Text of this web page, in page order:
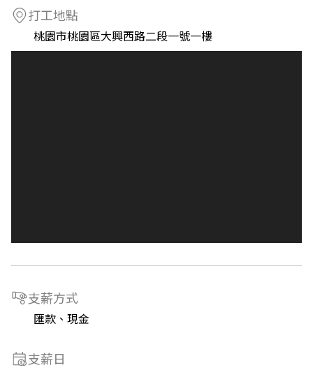
打工地點
桃園市桃園區大興西路二段一號一樓
支薪方式
匯款、現金
支薪日